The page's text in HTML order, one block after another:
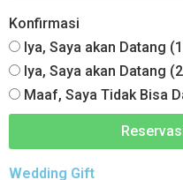
Konfirmasi
Iya, Saya akan Datang
Iya, Saya akan Datang
Maaf, Saya Tidak Bisa
Wedding Gift